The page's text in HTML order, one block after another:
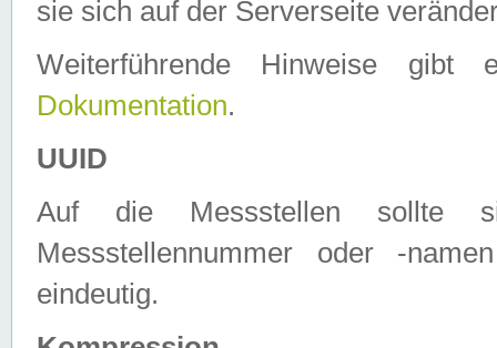
sie sich auf der Serverseite
Weiterführende Hinweise
Dokumentation.
UUID
Auf die Messstellen sollte
Messstellennummer oder -
eindeutig.